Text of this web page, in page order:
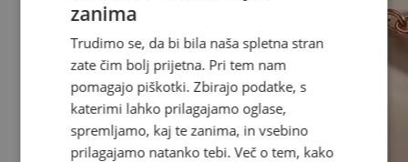
zanima
Trudimo se, da bi bila naša spletna stran
zate čim bolj prijetna. Pri tem nam
pomagajo piškotki. Zbirajo podatke, s
katerimi lahko prilagajamo oglase,
spremljamo, kaj te zanima, in vsebino
prilagajamo natanko tebi. Več o tem, kako